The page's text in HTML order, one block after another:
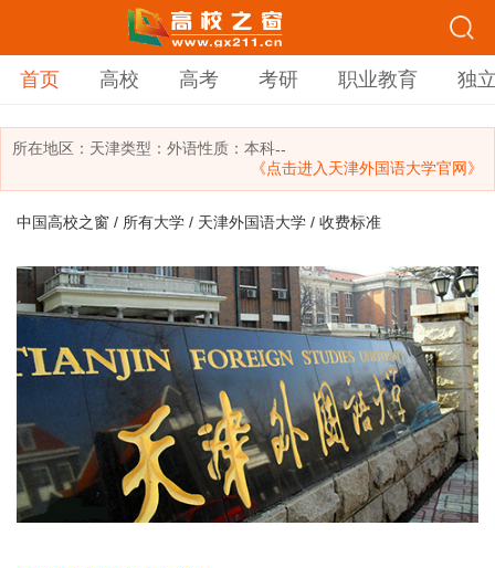
首页 高校 高考 考研 职业教育 独
所在地区： 天津类型： 外语性质：本科--
《点击进入天津外国语大学官网》
中国高校之窗 / 所有大学 / 天津外国语大学 / 收费标准